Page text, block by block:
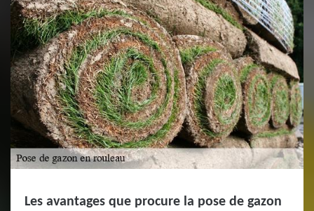
Les avantages que procure la pose de gazon